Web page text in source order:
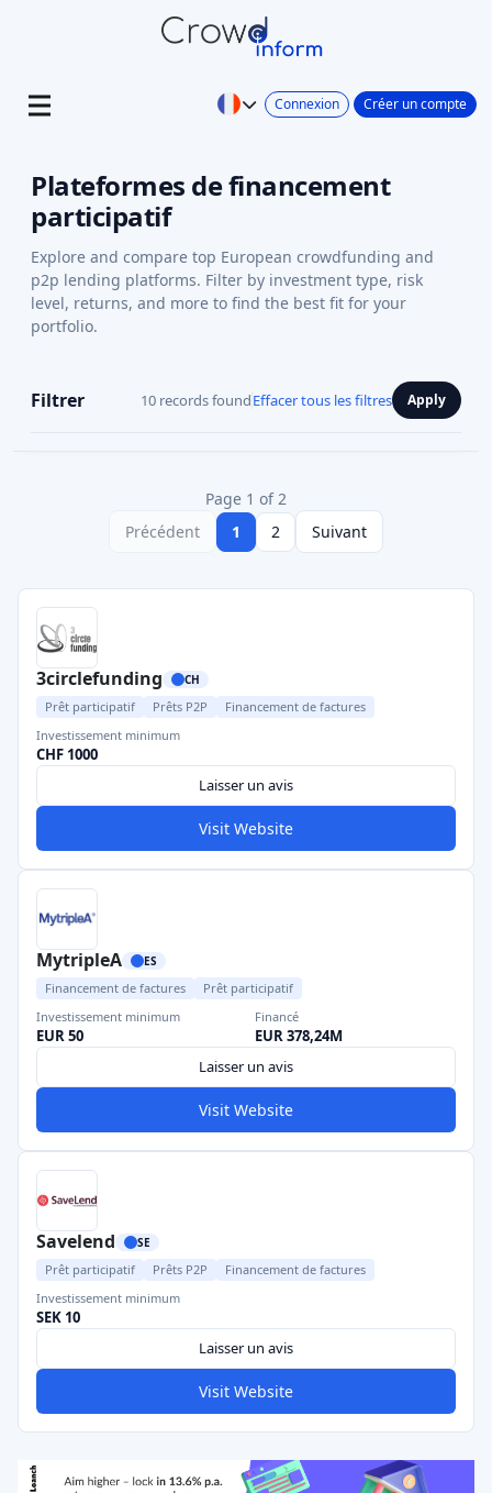
Connexion Créer un compte
Plateformes de financement
participatif
Explore and compare top European crowdfunding and
p2p lending platforms. Filter by investment type, risk
level, returns, and more to find the best fit for your
portfolio.
Filtrer 10 records foundEffacer tous les filtres Apply
Page 1 of 2
Précédent
1 2 Suivant
3circlefunding CH
Prêt participatif Prêts P2P
Financement de factures
Investissement minimum
CHF 1000
Laisser un avis
Visit Website
MytripleA ES
Financement de factures
Prêt participatif
Investissement minimum
EUR 50
Financé
EUR 378,24M
Laisser un avis
Visit Website
Savelend SE
Prêt participatif Prêts P2P
Financement de factures
Investissement minimum
SEK 10
Laisser un avis
Visit Website